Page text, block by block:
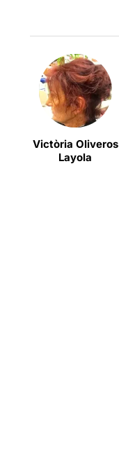
Victòria Oliveros
Layola